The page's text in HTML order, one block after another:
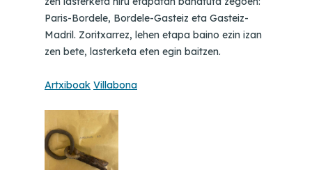
Paris-Bordele, Bordele-Gasteiz eta Gasteiz-
Madril. Zoritxarrez, lehen etapa baino ezin izan
zen bete, lasterketa eten egin baitzen.
Artxiboak Villabona